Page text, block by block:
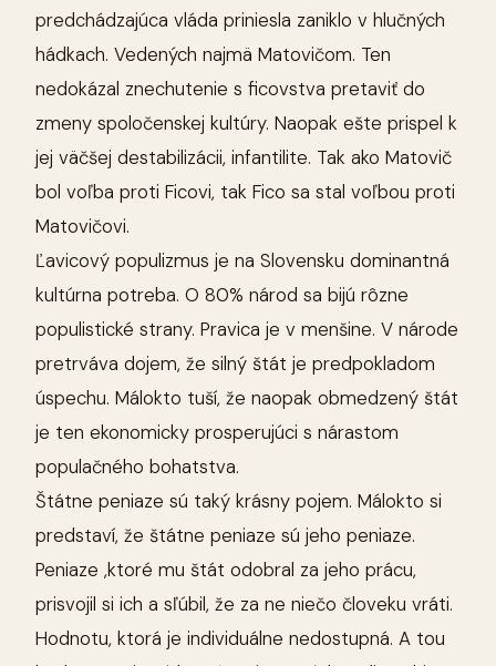
predchádzajúca vláda priniesla zaniklo v hlučných
hádkach. Vedených najmä Matovičom. Ten
nedokázal znechutenie s ficovstva pretaviť do
zmeny spoločenskej kultúry. Naopak ešte prispel k
jej väčšej destabilizácii, infantilite. Tak ako Matovič
bol voľba proti Ficovi, tak Fico sa stal voľbou proti
Matovičovi.
Ľavicový populizmus je na Slovensku dominantná
kultúrna potreba. O 80% národ sa bijú rôzne
populistické strany. Pravica je v menšine. V národe
pretrváva dojem, že silný štát je predpokladom
úspechu. Málokto tuší, že naopak obmedzený štát
je ten ekonomicky prosperujúci s nárastom
populačného bohatstva.
Štátne peniaze sú taký krásny pojem. Málokto si
predstaví, že štátne peniaze sú jeho peniaze.
Peniaze ,ktoré mu štát odobral za jeho prácu,
prisvojil si ich a sľúbil, že za ne niečo človeku vráti.
Hodnotu, ktorá je individuálne nedostupná. A tou